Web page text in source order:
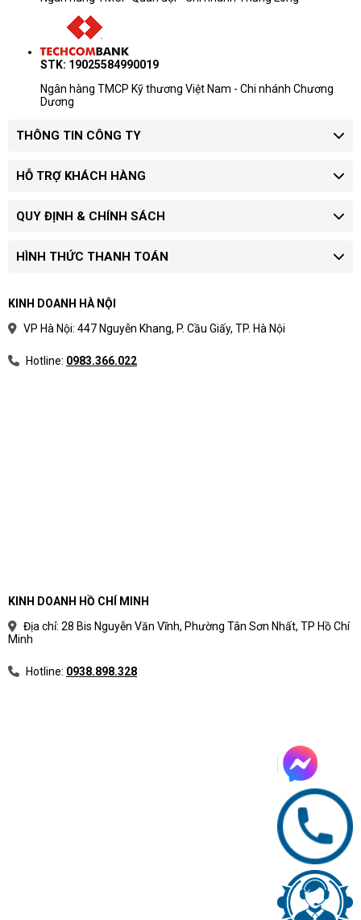
71069158 – người bạn đồng hành nhỏ gọn nhưng đáng tin cậy cho
mọi nhu cầu văn phòng.
STK: 19025584990019
Ngân hàng TMCP Kỹ thương Việt Nam - Chi nhánh Chương
Dương
THÔNG TIN CÔNG TY
HỖ TRỢ KHÁCH HÀNG
QUY ĐỊNH & CHÍNH SÁCH
HÌNH THỨC THANH TOÁN
KINH DOANH HÀ NỘI
VP Hà Nội: 447 Nguyễn Khang, P. Cầu Giấy, TP. Hà Nội
Hotline: 0983.366.022
KINH DOANH HỒ CHÍ MINH
Địa chỉ: 28 Bis Nguyễn Văn Vĩnh, Phường Tân Sơn Nhất, TP Hồ Chí
Minh
Hotline: 0938.898.328